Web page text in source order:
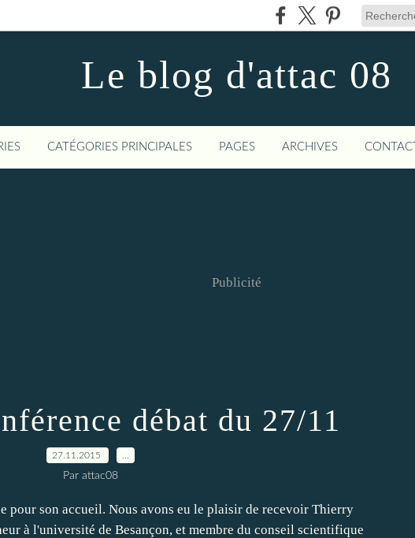
Le blog d'attac 08
CATÉGORIES PRINCIPALES PAGES ARCHIVES CONTACT
Publicité
débat du 27/11
27.11.2015
Par attac08
pour son accueil. Nous avons eu le plaisir de recevoir Thierry
à l'université de Besançon, et membre du conseil scientifique